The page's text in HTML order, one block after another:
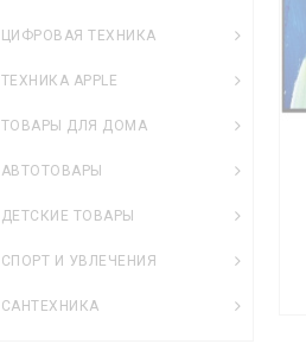
ЦИФРОВАЯ ТЕХНИКА
ТЕХНИКА APPLE
ТОВАРЫ ДЛЯ ДОМА
АВТОТОВАРЫ
ДЕТСКИЕ ТОВАРЫ
СПОРТ И УВЛЕЧЕНИЯ
САНТЕХНИКА